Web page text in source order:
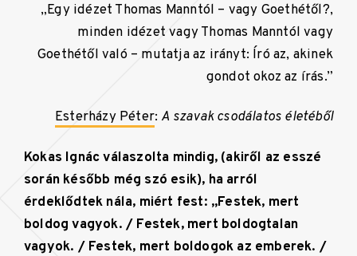
„Egy idézet Thomas Manntól – vagy Goethétől?,
minden idézet vagy Thomas Manntól vagy
Goethétől való – mutatja az irányt: Író az, akinek
gondot okoz az írás.”
Esterházy Péter: A szavak csodálatos életéből
Kokas Ignác válaszolta mindig, (akiről az esszé
során később még szó esik), ha arról
érdeklődtek nála, miért fest: „Festek, mert
boldog vagyok. / Festek, mert boldogtalan
vagyok. / Festek, mert boldogok az emberek. /